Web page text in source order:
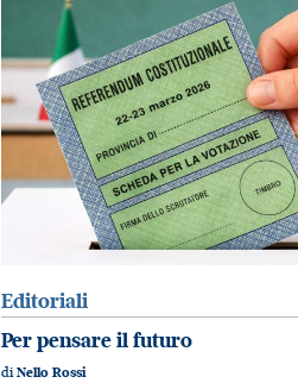
Editoriali
Per pensare il futuro
diNello Rossi